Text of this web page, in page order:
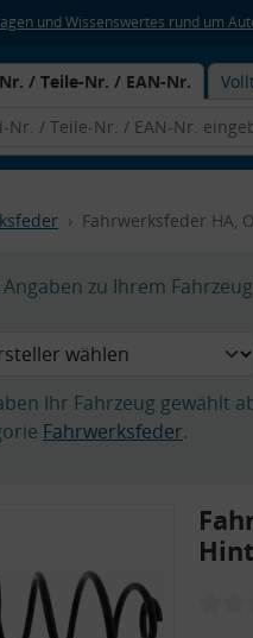
und Wissenswertes rund um
/ Teile-Nr. / EAN-Nr.
Fahrwerksfeder HA,
Angaben zu Ihrem
Ihr Fahrzeug gewählt
Fahrwerksfeder.